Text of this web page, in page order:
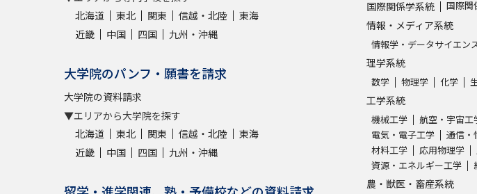
北海道
東北 関東 信越・北陸
東海
近畿
中国 四国 九州・沖縄
大学院のパンフ・願書を請求
大学院の資料請求
▼エリアから大学院を探す
北海道
東北 関東 信越・北陸
東海
近畿
中国 四国 九州・沖縄
国際関係学系統 国際関
情報・メディア系統
情報学・データサイエン
理学系統
数学 物理学 化学
工学系統
機械工学 航空・宇宙工
電気・電子工学
通信・
材料工学
応用物理学
資源・エネルギー工学
農・獣医・畜産系統